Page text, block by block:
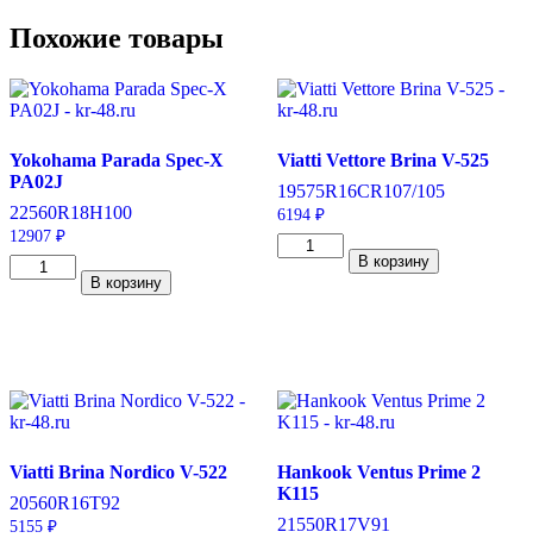
Похожие товары
Yokohama Parada Spec-X
PA02J
22560R18H100
12907 ₽
Количество
товара
PA02J
225/60/R18
100
В корзину
Viatti Vettore Brina V-525
19575R16CR107/105
6194 ₽
Количество
товара
195/75/R16C
107/105
R
В корзину
Viatti Brina Nordico V-522
20560R16T92
5155 ₽
Hankook Ventus Prime 2
K115
21550R17V91